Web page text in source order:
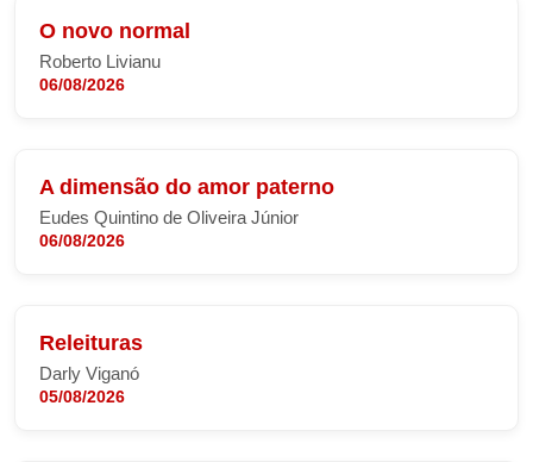
O novo normal
Roberto Livianu
06/08/2026
A dimensão do amor paterno
Eudes Quintino de Oliveira Júnior
06/08/2026
Releituras
Darly Viganó
05/08/2026